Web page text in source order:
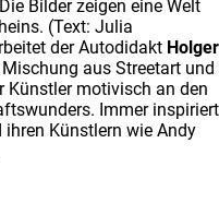
Bilder zeigen eine Welt
(Text: Julia
der Autodidakt Holger
aus Streetart und
Künstler motivisch an den
Immer inspiriert
Künstlern wie Andy